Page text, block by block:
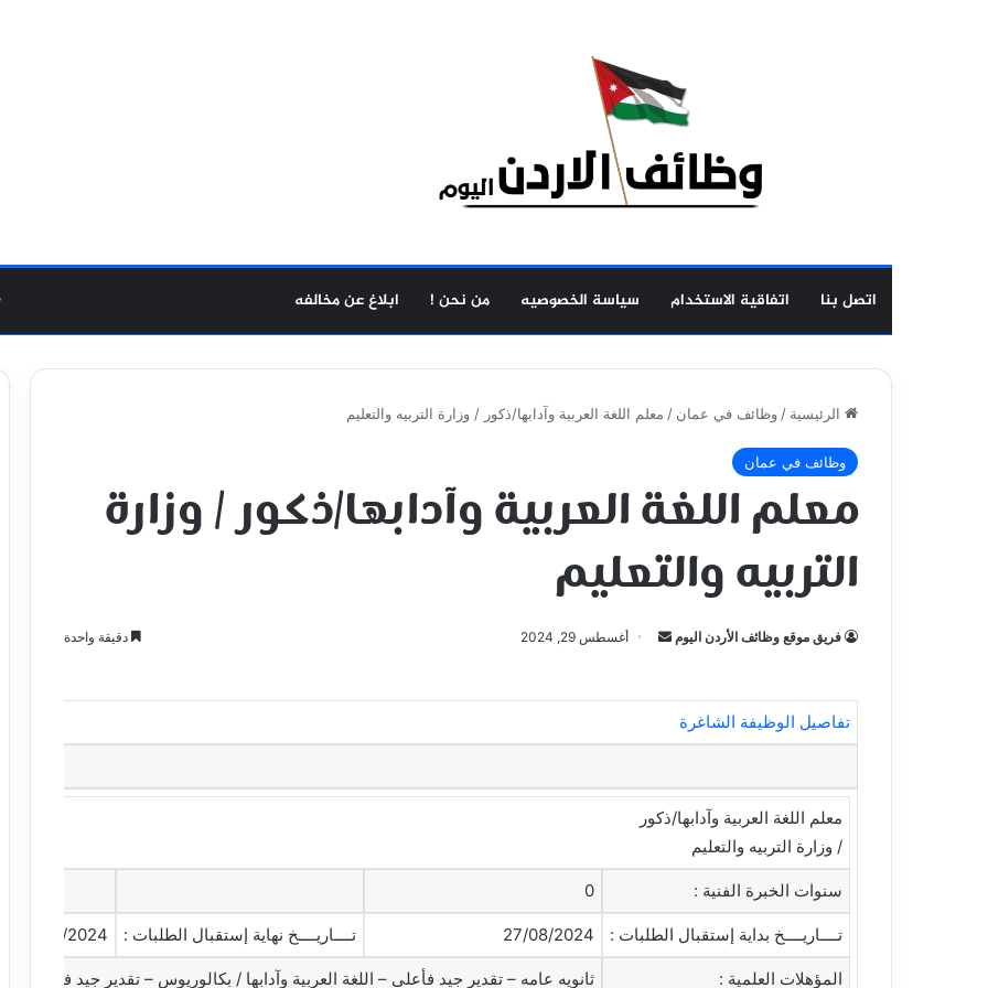
اتصل بنا اتفاقية الاستخدام سياسة الخصوصيه من نحن ! ابلاغ عن مخالفه
الرئيسية / وظائف في عمان / معلم اللغة العربية وآدابها/ذكور / وزارة التربيه والتعليم
وظائف في عمان
معلم اللغة العربية وآدابها/ذكور / وزارة
التربيه والتعليم
فريق موقع وظائف الأردن اليوم
ب
ي
د
إ
ك
ت
أغسطس 29, 2024 دقيقة واحدة
تفاصيل الوظيفة الشاغرة
معلم اللغة العربية وآدابها/ذكور
/ وزارة التربيه والتعليم
سنوات الخبرة الفنية : 0
تــــاريــــخ بداية إستقبال الطلبات : 27/08/2024 تــــاريــــخ نهاية إستقبال الطلبات : 02/09/2024
المؤهلات العلمية : ثانويه عامه – تقدير جيد فأعلى – اللغة العربية وآدابها / بكالوريوس – تقدير جيد فأعلى –